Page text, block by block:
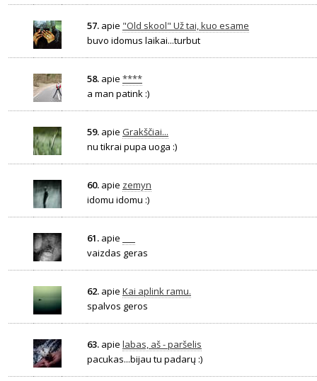
57. apie "Old skool" Už tai, kuo esame
buvo idomus laikai...turbut
58. apie ****
a man patink :)
59. apie Grakščiai...
nu tikrai pupa uoga :)
60. apie zemyn
idomu idomu :)
61. apie
vaizdas geras
62. apie Kai aplink ramu.
spalvos geros
63. apie labas, aš - paršelis
pacukas...bijau tu padarų :)